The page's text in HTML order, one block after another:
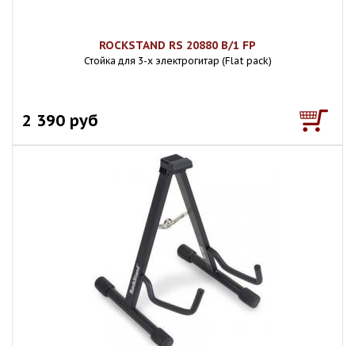
ROCKSTAND RS 20880 B/1 FP
Стойка для 3-х электрогитар (Flat pack)
2 390 руб